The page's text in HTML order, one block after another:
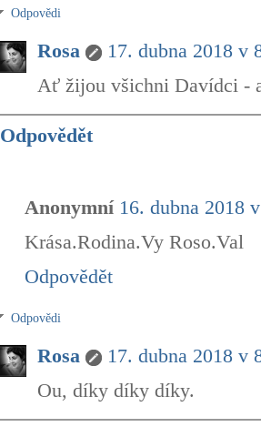
Odpovědi
Rosa
17. dubna 2018 v
Ať žijou všichni Davídci -
Odpovědět
Anonymní 16. dubna 2018
Krása.Rodina.Vy Roso.Val
Odpovědět
Odpovědi
Rosa
17. dubna 2018 v
Ou, díky díky díky.